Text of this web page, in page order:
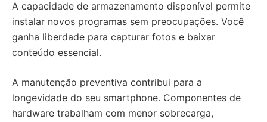
A capacidade de armazenamento disponível permite
instalar novos programas sem preocupações. Você
ganha liberdade para capturar fotos e baixar
conteúdo essencial.
A manutenção preventiva contribui para a
longevidade do seu smartphone. Componentes de
hardware trabalham com menor sobrecarga,